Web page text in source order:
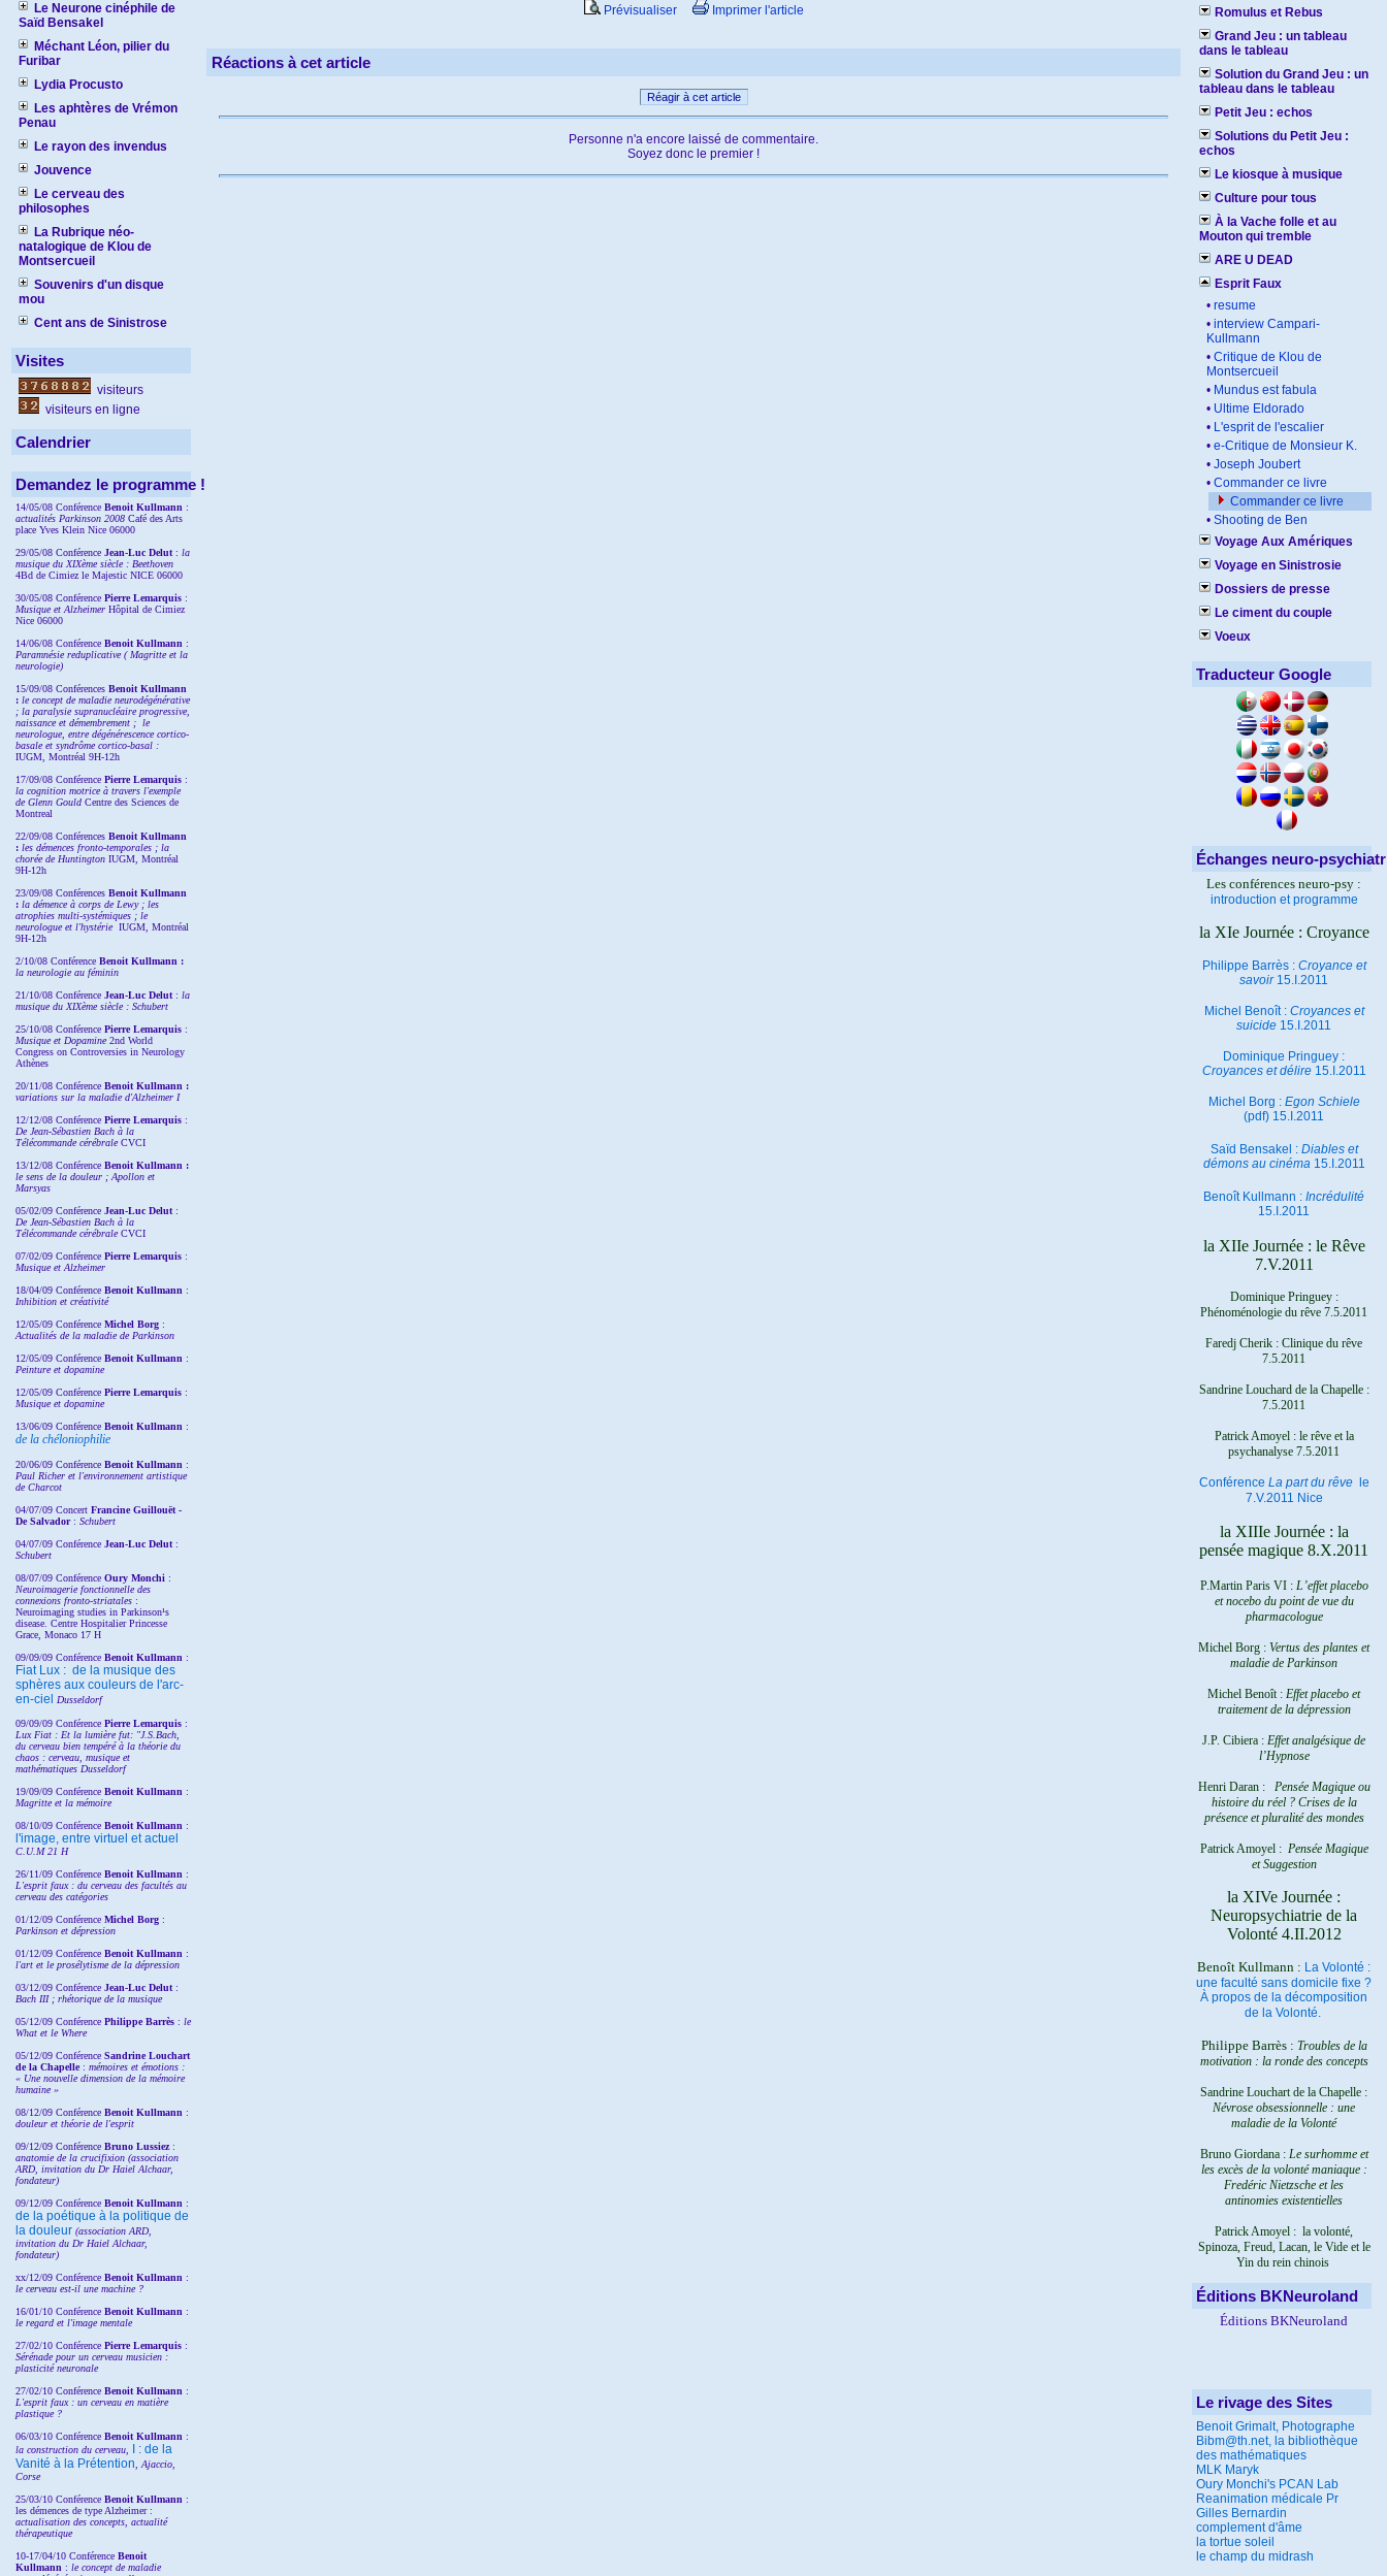
Le Neurone cinéphile de
Saïd Bensakel
Méchant Léon, pilier du
Furibar
Lydia Procusto
Les aphtères de Vrémon
Penau
Le rayon des invendus
Jouvence
Le cerveau des
philosophes
La Rubrique néo-
natalogique de Klou de
Montsercueil
Souvenirs d'un disque
mou
Cent ans de Sinistrose
Visites
visiteurs
visiteurs en ligne
Calendrier
Demandez le programme !
14/05/08 Conférence Benoit Kullmann :
actualités Parkinson 2008 Café des Arts
place Yves Klein Nice 06000
29/05/08 Conférence Jean-Luc Delut : la
musique du XIXème siècle : Beethoven
4Bd de Cimiez le Majestic NICE 06000
30/05/08 Conférence Pierre Lemarquis :
Musique et Alzheimer Hôpital de Cimiez
Nice 06000
14/06/08 Conférence Benoit Kullmann :
Paramnésie reduplicative ( Magritte et la
neurologie)
15/09/08 Conférences Benoit Kullmann
: le concept de maladie neurodégénérative
; la paralysie supranucléaire progressive,
naissance et démembrement ; le
neurologue, entre dégénérescence cortico-
basale et syndrôme cortico-basal :
IUGM, Montréal 9H-12h
17/09/08 Conférence Pierre Lemarquis :
la cognition motrice à travers l'exemple
de Glenn Gould Centre des Sciences de
Montreal
22/09/08 Conférences Benoit Kullmann
: les démences fronto-temporales ; la
chorée de Huntington IUGM, Montréal
9H-12h
23/09/08 Conférences Benoit Kullmann
: la démence à corps de Lewy ; les
atrophies multi-systémiques ; le
neurologue et l'hystérie IUGM, Montréal
9H-12h
2/10/08 Conférence Benoit Kullmann :
la neurologie au féminin
21/10/08 Conférence Jean-Luc Delut : la
musique du XIXème siècle : Schubert
25/10/08 Conférence Pierre Lemarquis :
Musique et Dopamine2nd World
Congress on Controversies in Neurology
Athènes
20/11/08 Conférence Benoit Kullmann :
variations sur la maladie d'Alzheimer I
12/12/08 Conférence Pierre Lemarquis :
De Jean-Sébastien Bach à la
Télécommande cérébraleCVCI
13/12/08 Conférence Benoit Kullmann :
le sens de la douleur ; Apollon et
Marsyas
05/02/09 Conférence Jean-Luc Delut :
De Jean-Sébastien Bach à la
Télécommande cérébraleCVCI
07/02/09 Conférence Pierre Lemarquis :
Musique et Alzheimer
18/04/09 Conférence Benoit Kullmann :
Inhibition et créativité
12/05/09 Conférence Michel Borg :
Actualités de la maladie de Parkinson
12/05/09 Conférence Benoit Kullmann :
Peinture et dopamine
12/05/09 Conférence Pierre Lemarquis :
Musique et dopamine
13/06/09 Conférence Benoit Kullmann :
de la chéloniophilie
20/06/09 Conférence Benoit Kullmann :
Paul Richer et l'environnement artistique
de Charcot
04/07/09 Concert Francine Guillouët -
De Salvador : Schubert
04/07/09 Conférence Jean-Luc Delut :
Schubert
08/07/09 Conférence Oury Monchi :
Neuroimagerie fonctionnelle des
connexions fronto-striatales :
Neuroimaging studies in Parkinson¹s
disease. Centre Hospitalier Princesse
Grace, Monaco 17 H
09/09/09 Conférence Benoit Kullmann :
Fiat Lux : de la musique des
sphères aux couleurs de l'arc-
en-ciel
Dusseldorf
09/09/09 Conférence Pierre Lemarquis :
Lux Fiat : Et la lumière fut: "J.S.Bach,
du cerveau bien tempéré à la théorie du
chaos : cerveau, musique et
mathématiques Dusseldorf
19/09/09 Conférence Benoit Kullmann :
Magritte et la mémoire
08/10/09 Conférence Benoit Kullmann :
l'image, entre virtuel et actuel
C.U.M 21 H
26/11/09 Conférence Benoit Kullmann :
L'esprit faux : du cerveau des facultés au
cerveau des catégories
01/12/09 Conférence Michel Borg :
Parkinson et dépression
01/12/09 Conférence Benoit Kullmann :
l'art et le prosélytisme de la dépression
03/12/09 Conférence Jean-Luc Delut :
Bach III ; rhétorique de la musique
05/12/09 Conférence Philippe Barrès : le
What et le Where
05/12/09 Conférence SandrineLouchart
de la Chapelle: mémoires et émotions :
« Une nouvelle dimension de la mémoire
humaine »
08/12/09 Conférence Benoit Kullmann :
douleur et théorie de l'esprit
09/12/09 Conférence Bruno Lussiez :
anatomie de la crucifixion (association
ARD, invitation du Dr Haiel Alchaar,
fondateur)
09/12/09 Conférence Benoit Kullmann :
de la poétique à la politique de
la douleur (association ARD,
invitation du Dr Haiel Alchaar,
fondateur)
xx/12/09 Conférence Benoit Kullmann :
le cerveau est-il une machine ?
16/01/10 Conférence Benoit Kullmann :
le regard et l'image mentale
27/02/10 Conférence Pierre Lemarquis :
Sérénade pour un cerveau musicien :
plasticité neuronale
27/02/10 Conférence Benoit Kullmann :
L'esprit faux : un cerveau en matière
plastique ?
06/03/10 Conférence Benoit Kullmann :
la construction du cerveau,
I : de la
Vanité à la Prétention , Ajaccio,
Corse
25/03/10 Conférence Benoit Kullmann :
les démences de type Alzheimer :
actualisation des concepts, actualité
thérapeutique
10-17/04/10 Conférence Benoit
Kullmann : le concept de maladie
Prévisualiser Imprimer l'article
Réactions à cet article
Réagir à cet article
Personne n'a encore laissé de commentaire.
Soyez donc le premier !
Romulus et Rebus
Grand Jeu : un tableau
dans le tableau
Solution du Grand Jeu : un
tableau dans le tableau
Petit Jeu : echos
Solutions du Petit Jeu :
echos
Le kiosque à musique
Culture pour tous
À la Vache folle et au
Mouton qui tremble
ARE U DEAD
Esprit Faux
• resume
• interview Campari-
Kullmann
• Critique de Klou de
Montsercueil
• Mundus est fabula
• Ultime Eldorado
• L'esprit de l'escalier
• e-Critique de Monsieur K.
• Joseph Joubert
• Commander ce livre
Commander ce livre
• Shooting de Ben
Voyage Aux Amériques
Voyage en Sinistrosie
Dossiers de presse
Le ciment du couple
Voeux
Traducteur Google
Échanges neuro-
Les conférences neuro-psy :
introduction et programme
la XIe Journée : Croyance
Philippe Barrès : Croyance et
savoir15.I.2011
Michel Benoît : Croyances et
suicide 15.I.2011
Dominique Pringuey :
Croyances et délire15.I.2011
Michel Borg : Egon Schiele
(pdf) 15.I.2011
Saïd Bensakel : Diables et
démons au cinéma 15.I.2011
Benoît Kullmann : Incrédulité
15.I.2011
la XIIe Journée : le Rêve
7.V.2011
Dominique Pringuey :
Phénoménologie du rêve 7.5.2011
Faredj Cherik : Clinique du rêve
7.5.2011
Sandrine Louchard de la Chapelle :
7.5.2011
Patrick Amoyel : le rêve et la
psychanalyse 7.5.2011
Conférence La part du rêve
le
7.V.2011 Nice
la XIIIe Journée : la
pensée magique 8.X.2011
P.Martin Paris VI : L’effet placebo
et nocebo du point de vue du
pharmacologue
Michel Borg : Vertus des plantes et
maladie de Parkinson
Michel Benoît : Effet placebo et
traitement de la dépression
J.P. Cibiera : Effet analgésique de
l’Hypnose
Henri Daran : Pensée Magique ou
histoire du réel ?Crises de la
présence et pluralité des mondes
Patrick Amoyel : Pensée Magique
et Suggestion
la XIVe Journée :
Neuropsychiatrie de la
Volonté 4.II.2012
Benoît Kullmann : La Volonté :
une faculté sans domicile fixe ?
À propos de la décomposition
de la Volonté.
Philippe Barrès : Troubles de la
motivation : la ronde des concepts
Sandrine Louchart de la Chapelle :
Névrose obsessionnelle : une
maladie de la Volonté
Bruno Giordana : Le surhomme et
les excès de la volonté maniaque :
Fredéric Nietzsche et les
antinomies existentielles
Patrick Amoyel : la volonté,
Spinoza, Freud, Lacan, le Vide et le
Yin du rein chinois
Éditions BKNeuroland
Éditions BKNeuroland
Le rivage des Sites
Benoit Grimalt, Photographe
Bibm@th.net, la bibliothèque
des mathématiques
MLK Maryk
Oury Monchi's PCAN Lab
Reanimation médicale Pr
Gilles Bernardin
complement d'âme
la tortue soleil
le champ du midrash